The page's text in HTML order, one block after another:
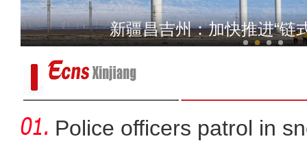
实拍新疆昆仑山下
新疆昌吉州：加快推进“链
Police officers patrol in